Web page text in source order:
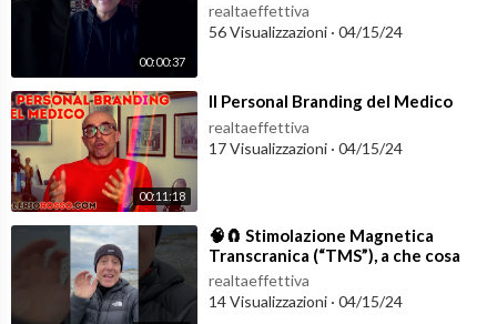
00:00:37
realtaeffettiva
56 Visualizzazioni · 04/15/24
00:11:18
⁣Il Personal Branding del Medico
realtaeffettiva
17 Visualizzazioni · 04/15/24
⁣🧠🧲 Stimolazione Magnetica
Transcranica (“TMS”), a che cosa
serve? 🧲🔮 #shorts
realtaeffettiva
14 Visualizzazioni · 04/15/24